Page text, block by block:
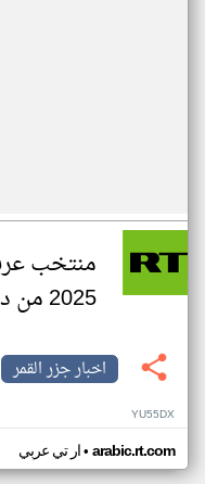
منتخب
2025 من دور المجموعات
اخبار جزر القمر
YU55DX
ار تي عربي• arabic.rt.com